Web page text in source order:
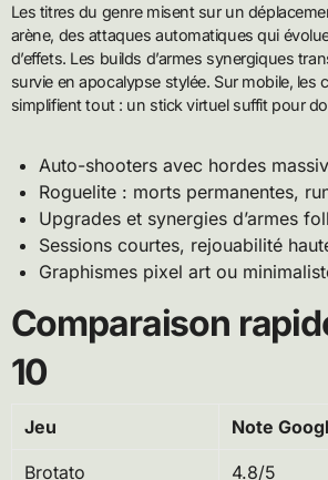
Les titres du genre misent sur un
arène, des attaques automatiques qui
d’effets. Les builds d’armes synergiques
survie en apocalypse stylée. Sur mobile, les
simplifient tout : un stick virtuel suffit pour
Auto-shooters avec hordes
Roguelite : morts permanentes,
Upgrades et synergies d’armes
Sessions courtes, rejouabilité
Graphismes pixel art ou
Comparaison
10
Jeu Note
Brotato 4.8/5